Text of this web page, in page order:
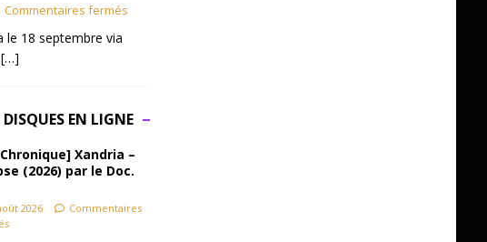
Commentaires fermés
le 18 septembre via
[…]
EN LIGNE
Xandria –
(2026) par le Doc.
2026
Commentaires